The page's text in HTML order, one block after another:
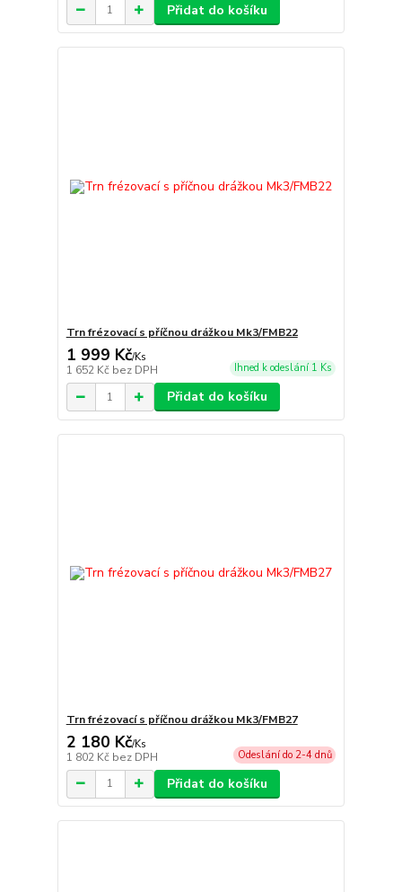
Přidat do košíku
Trn frézovací s příčnou drážkou Mk3/FMB22
1 999 Kč/Ks
1 652 Kč bez DPH Ihned k odeslání 1 Ks
Přidat do košíku
Trn frézovací s příčnou drážkou Mk3/FMB27
2 180 Kč/Ks
1 802 Kč bez DPH Odeslání do 2-4 dnů
Přidat do košíku